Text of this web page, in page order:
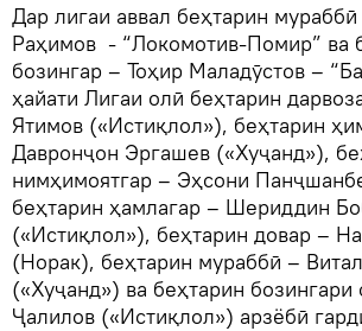
Дар лигаи аввал беҳтарин
Раҳимов - “Локомотив-Помир” ва
бозингар – Тоҳир Маладӯстов –
ҳайати Лигаи олӣ беҳтарин
Ятимов («Истиқлол»), беҳтарин
Давронҷон Эргашев («Хуҷанд»),
нимҳимоятгар – Эҳсони
беҳтарин ҳамлагар – Шериддин
(«Истиқлол»), беҳтарин довар –
(Норак), беҳтарин мураббӣ –
(«Хуҷанд») ва беҳтарин
Ҷалилов («Истиқлол») арзёбӣ